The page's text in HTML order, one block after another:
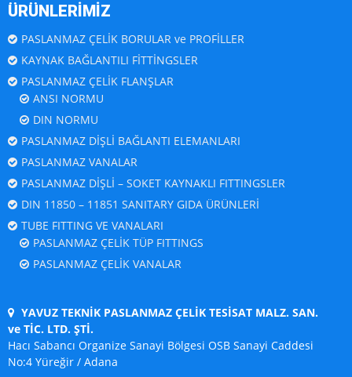
ÜRÜNLERİMİZ
PASLANMAZ ÇELİK BORULAR ve PROFİLLER
KAYNAK BAĞLANTILI FİTTİNGSLER
PASLANMAZ ÇELİK FLANŞLAR
ANSI NORMU
DIN NORMU
PASLANMAZ DİŞLİ BAĞLANTI ELEMANLARI
PASLANMAZ VANALAR
PASLANMAZ DİŞLİ – SOKET KAYNAKLI FITTINGSLER
DIN 11850 – 11851 SANITARY GIDA ÜRÜNLERİ
TUBE FITTING VE VANALARI
PASLANMAZ ÇELİK TÜP FITTINGS
PASLANMAZ ÇELİK VANALAR
YAVUZ TEKNİK PASLANMAZ ÇELİK TESİSAT MALZ. SAN.
ve TİC. LTD. ŞTİ.
Hacı Sabancı Organize Sanayi Bölgesi OSB Sanayi Caddesi
No:4 Yüreğir / Adana